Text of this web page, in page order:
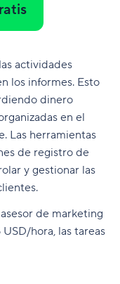
actividades
los informes. Esto
dinero
en el
Las herramientas
de registro de
y gestionar las
de marketing
hora, las tareas